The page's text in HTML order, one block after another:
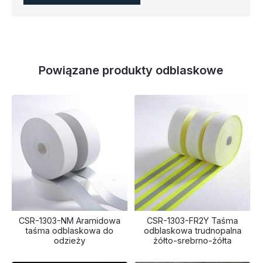
Powiązane produkty odblaskowe
CSR-1303-NM Aramidowa
taśma odblaskowa do
odzieży
CSR-1303-FR2Y Taśma
odblaskowa trudnopalna
żółto-srebrno-żółta